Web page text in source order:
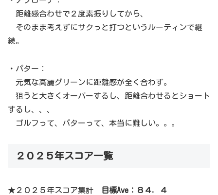
距離感合わせで２度素振りしてから、
そのまま考えずにサクっと打つというルーティンで継
続。
・パター：
元気な高麗グリーンに距離感が全く合わず。
狙うと大きくオーバーするし、距離合わせるとショート
するし、、、
ゴルフって、パターって、本当に難しい。。。
２０２５年スコア一覧
★２０２５年スコア集計 目標Ave：８４．４